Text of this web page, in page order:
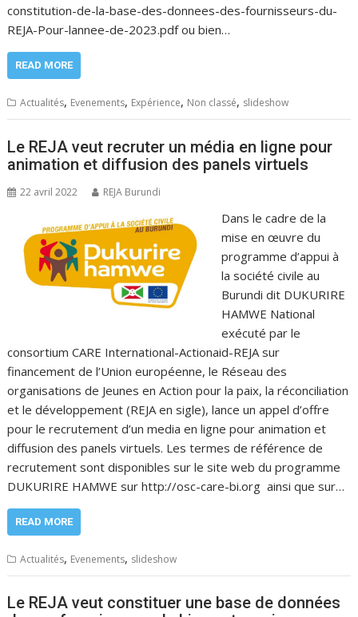
constitution-de-la-base-des-donnees-des-fournisseurs-du-
REJA-Pour-lannee-de-2023.pdf ou bien…
READ MORE
Actualités, Evenements, Expérience, Non classé, slideshow
Le REJA veut recruter un média en ligne pour
animation et diffusion des panels virtuels
22 avril 2022 REJA Burundi
Dans le cadre de la
mise en œuvre du
programme d’appui à
la société civile au
Burundi dit DUKURIRE
HAMWE National
exécuté par le
consortium CARE International-Actionaid-REJA sur
financement de l’Union européenne, le Réseau des
organisations de Jeunes en Action pour la paix, la réconciliation
et le développement (REJA en sigle), lance un appel d’offre
pour le recrutement d’un media en ligne pour animation et
diffusion des panels virtuels. Les termes de référence de
recrutement sont disponibles sur le site web du programme
DUKURIRE HAMWE sur http://osc-care-bi.org ainsi que sur…
READ MORE
Actualités, Evenements, slideshow
Le REJA veut constituer une base de données